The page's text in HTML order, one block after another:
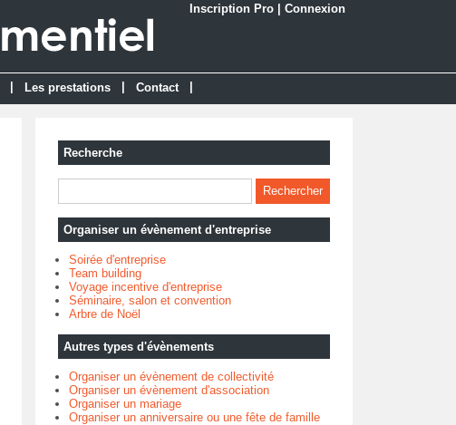
Inscription Pro Connexion
Les prestations Contact
Recherche
Organiser un évènement d'entreprise
Soirée d'entreprise
Team building
Voyage incentive d'entreprise
Séminaire, salon et convention
Arbre de Noël
Autres types d'évènements
Organiser un évènement de collectivité
Organiser un évènement d'association
Organiser un mariage
Organiser un anniversaire ou une fête de famille